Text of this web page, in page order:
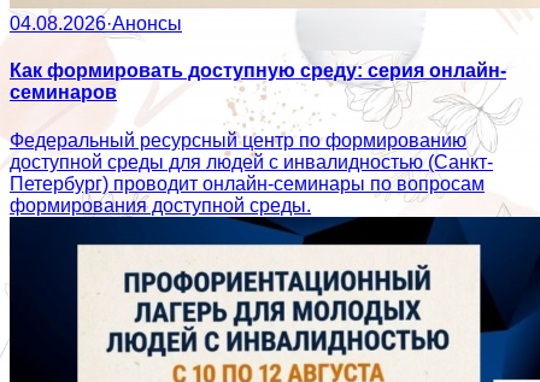
04.08.2026·Анонсы
Как формировать доступную среду: серия онлайн-
семинаров
Федеральный ресурсный центр по формированию
доступной среды для людей с инвалидностью (Санкт-
Петербург) проводит онлайн-семинары по вопросам
формирования доступной среды.